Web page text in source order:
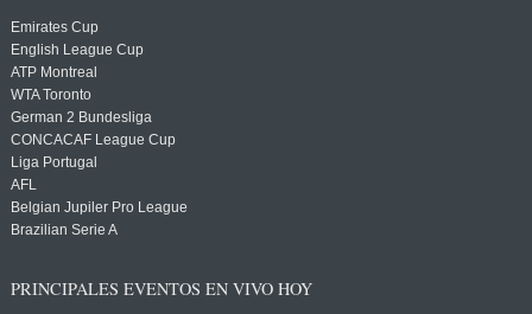
Emirates Cup
English League Cup
ATP Montreal
WTA Toronto
German 2 Bundesliga
CONCACAF League Cup
Liga Portugal
AFL
Belgian Jupiler Pro League
Brazilian Serie A
PRINCIPALES EVENTOS EN VIVO HOY